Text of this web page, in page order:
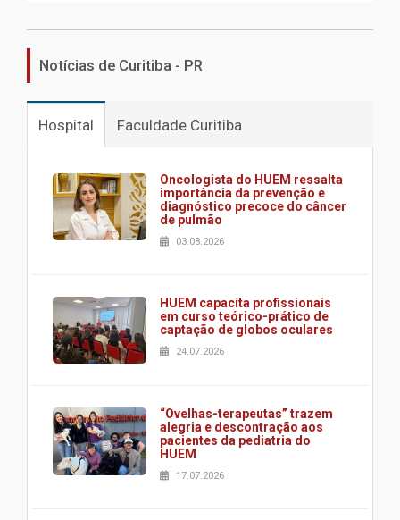
Notícias de Curitiba - PR
Hospital Faculdade Curitiba
Oncologista do HUEM ressalta
importância da prevenção e
diagnóstico precoce do câncer
de pulmão
03.08.2026
HUEM capacita profissionais
em curso teórico-prático de
captação de globos oculares
24.07.2026
“Ovelhas-terapeutas” trazem
alegria e descontração aos
pacientes da pediatria do
HUEM
17.07.2026